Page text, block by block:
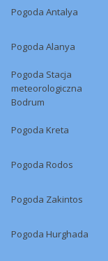
Pogoda Antalya
Pogoda Alanya
Pogoda Stacja
meteorologiczna
Bodrum
Pogoda Kreta
Pogoda Rodos
Pogoda Zakintos
Pogoda Hurghada